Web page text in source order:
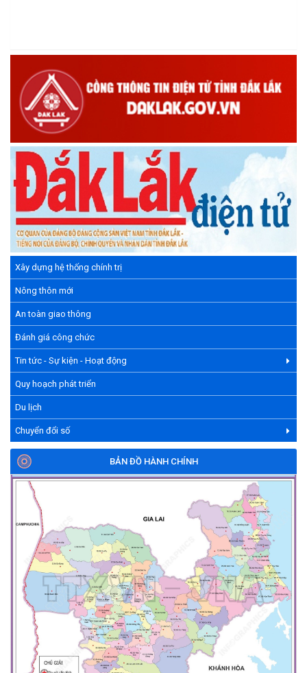
Xây dựng hệ thống chính trị
Nông thôn mới
An toàn giao thông
Đánh giá công chức
Tin tức - Sự kiện - Hoạt động
Quy hoạch phát triển
Du lịch
Chuyển đổi số
BẢN ĐỒ HÀNH CHÍNH
(14/05/2026)
Chương trình kỷ niệm 85 năm ngày thành lập Đội TNTP Hồ Chí
Minh (15/05/1941 – 15/05/2026) và kỷ niệm 136 năm ngày
sinh Chủ tịch Hồ Chí Minh (19/05/1890 – 19/05/2026).
(14/05/2026)